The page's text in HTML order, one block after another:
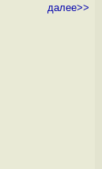
далее>>